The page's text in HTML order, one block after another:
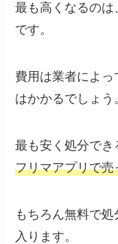
最も高くなるのは
です。
費用は業者によ
はかかるでしょう
最も安く処分でき
フリマアプリで
もちろん無料で
入ります。